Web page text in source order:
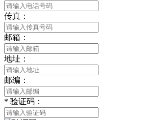
传真：
邮箱：
地址：
邮编：
* 验证码：